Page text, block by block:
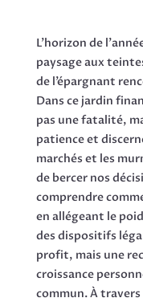
L’horizon de
paysage aux
de l’épargnant
Dans ce jardin
pas une fatalité,
patience et
marchés et les
de bercer nos
comprendre
en allégeant le
des dispositifs
profit, mais une
croissance
commun. À travers